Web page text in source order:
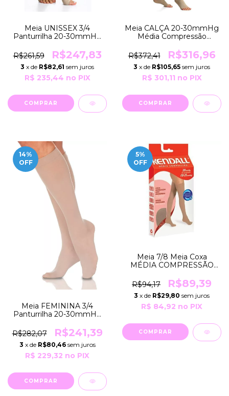
Meia UNISSEX 3/4
Panturrilha 20-30mmHg
SELECT CONFORT 862AD
Sigvaris
R$261,59 R$247,83
3 x de R$82,61 sem juros
R$ 235,44 no PIX
COMPRAR
Meia CALÇA 20-30mmHg
Média Compressão
Premium 862AT Sigvaris
R$372,41 R$316,96
3 x de R$105,65 sem juros
R$ 301,11 no PIX
COMPRAR
14%
OFF
Meia FEMININA 3/4
Panturrilha 20-30mmHg
SHEER 782B-AD Sigvaris
R$282,07 R$241,39
3 x de R$80,46 sem juros
R$ 229,32 no PIX
COMPRAR
5%
OFF
Meia 7/8 Meia Coxa
MÉDIA COMPRESSÃO
COR Mel Natural GRUPO
103 Kendall
R$94,17 R$89,39
3 x de R$29,80 sem juros
R$ 84,92 no PIX
COMPRAR